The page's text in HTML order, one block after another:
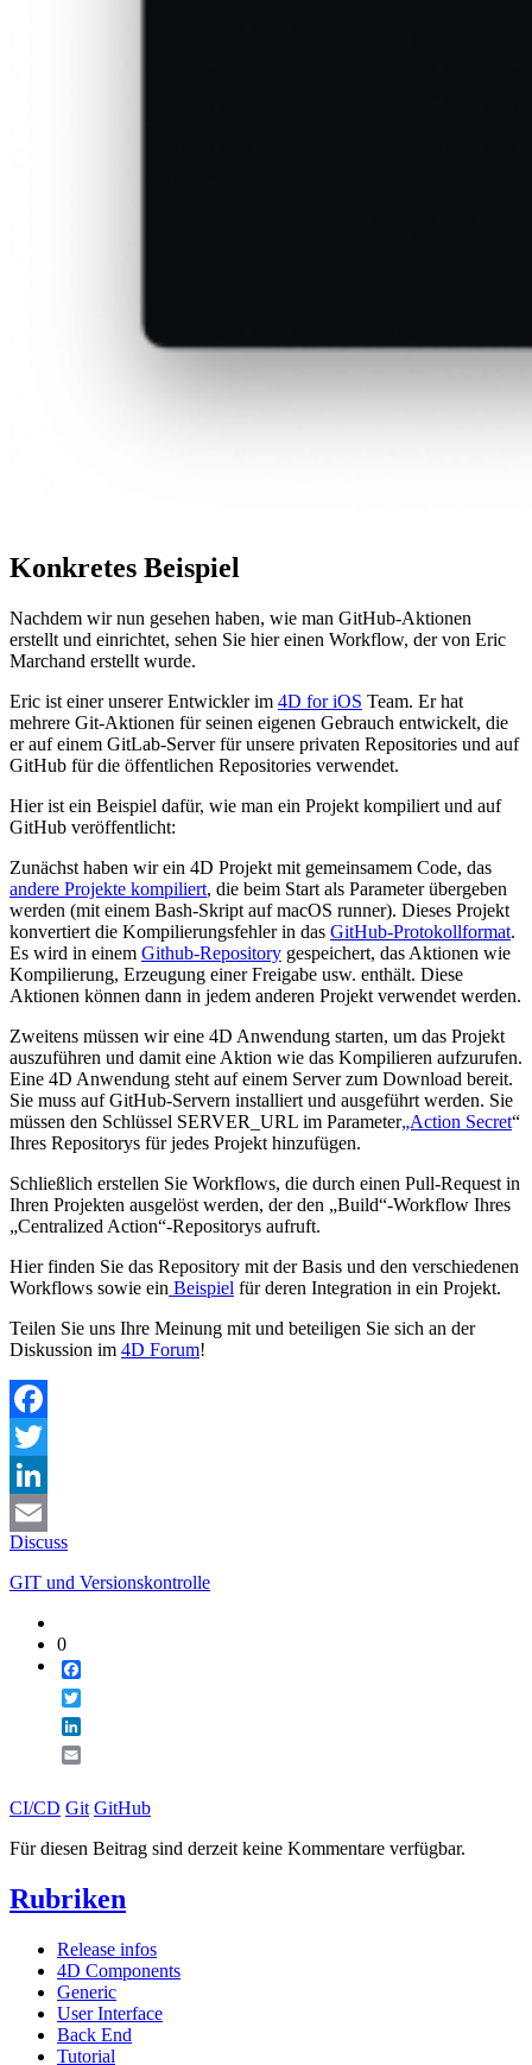
Konkretes Beispiel
Nachdem wir nun gesehen haben, wie man GitHub-Aktionen
erstellt und einrichtet, sehen Sie hier einen Workflow, der von Eric
Marchand erstellt wurde.
Eric ist einer unserer Entwickler im 4D for iOS Team. Er hat
mehrere Git-Aktionen für seinen eigenen Gebrauch entwickelt, die
er auf einem GitLab-Server für unsere privaten Repositories und auf
GitHub für die öffentlichen Repositories verwendet.
Hier ist ein Beispiel dafür, wie man ein Projekt kompiliert und auf
GitHub veröffentlicht:
Zunächst haben wir ein 4D Projekt mit gemeinsamem Code, das
andere Projekte kompiliert, die beim Start als Parameter übergeben
werden (mit einem Bash-Skript auf macOS runner). Dieses Projekt
konvertiert die Kompilierungsfehler in das GitHub-Protokollformat.
Es wird in einem Github-Repository gespeichert, das Aktionen wie
Kompilierung, Erzeugung einer Freigabe usw. enthält. Diese
Aktionen können dann in jedem anderen Projekt verwendet werden.
Zweitens müssen wir eine 4D Anwendung starten, um das Projekt
auszuführen und damit eine Aktion wie das Kompilieren aufzurufen.
Eine 4D Anwendung steht auf einem Server zum Download bereit.
Sie muss auf GitHub-Servern installiert und ausgeführt werden. Sie
müssen den Schlüssel SERVER_URL im Parameter„Action Secret“
Ihres Repositorys für jedes Projekt hinzufügen.
Schließlich erstellen Sie Workflows, die durch einen Pull-Request in
Ihren Projekten ausgelöst werden, der den „Build“-Workflow Ihres
„Centralized Action“-Repositorys aufruft.
Hier finden Sie das Repository mit der Basis und den verschiedenen
Workflows sowie ein Beispiel für deren Integration in ein Projekt.
Teilen Sie uns Ihre Meinung mit und beteiligen Sie sich an der
Diskussion im 4D Forum!
Facebook
Twitter
LinkedIn
Email
Discuss
GIT und Versionskontrolle
0
CI/CD Git GitHub
Für diesen Beitrag sind derzeit keine Kommentare verfügbar.
Rubriken
Release infos
4D Components
Generic
User Interface
Back End
Tutorial